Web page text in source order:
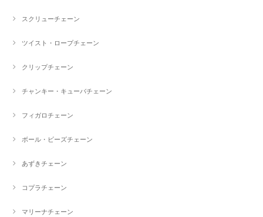
スクリューチェーン
ツイスト・ロープチェーン
クリップチェーン
チャンキー・キューバチェーン
フィガロチェーン
ボール・ビーズチェーン
あずきチェーン
コプラチェーン
マリーナチェーン